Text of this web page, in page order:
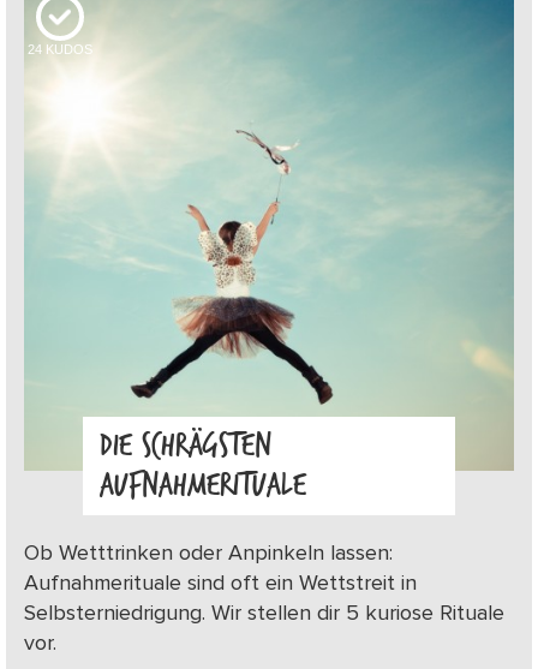
24 KUDOS
DIE SCHRÄGSTEN
AUFNAHMERITUALE
Ob Wetttrinken oder Anpinkeln lassen:
Aufnahmerituale sind oft ein Wettstreit in
Selbsterniedrigung. Wir stellen dir 5 kuriose Rituale
vor.